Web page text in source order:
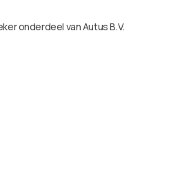
onderdeel van Autus B.V.